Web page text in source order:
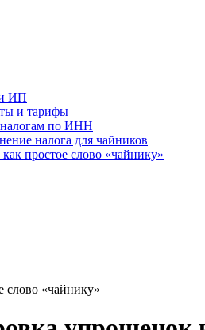
ИП
и тарифы
налогам по ИНН
налога для чайников
простое слово «чайнику»
слово «чайнику»